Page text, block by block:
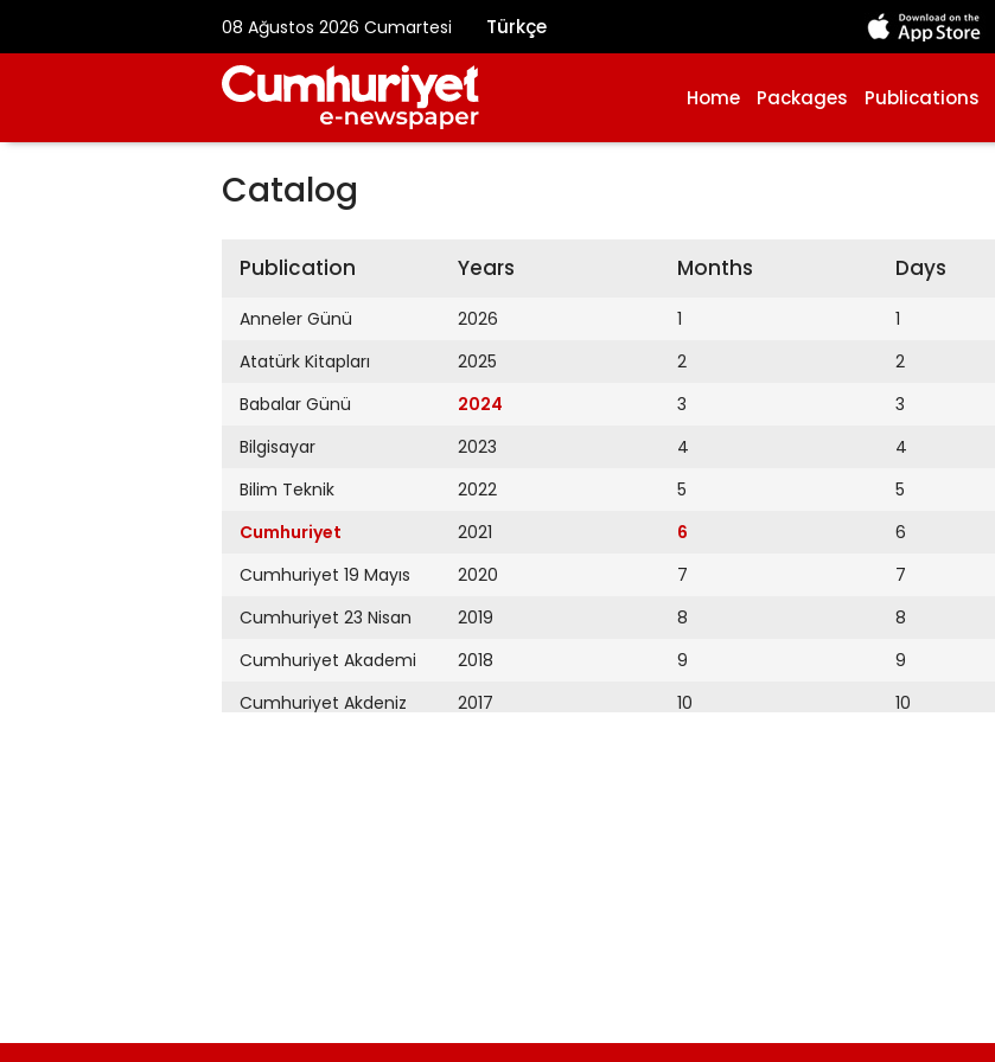
08 Ağustos 2026 Cumartesi Türkçe
Home Packages Publications
Catalog
Publication
Anneler Günü
Atatürk Kitapları
Babalar Günü
Bilgisayar
Bilim Teknik
Cumhuriyet
Cumhuriyet 19 Mayıs
Cumhuriyet 23 Nisan
Cumhuriyet Akademi
Cumhuriyet Akdeniz
Cumhuriyet Çevre
Years
2026
2025
2024
2023
2022
2021
2020
2019
2018
2017
2009
Months
1
2
3
4
5
6
7
8
9
10
Days
1
2
3
4
5
6
7
8
9
10
18